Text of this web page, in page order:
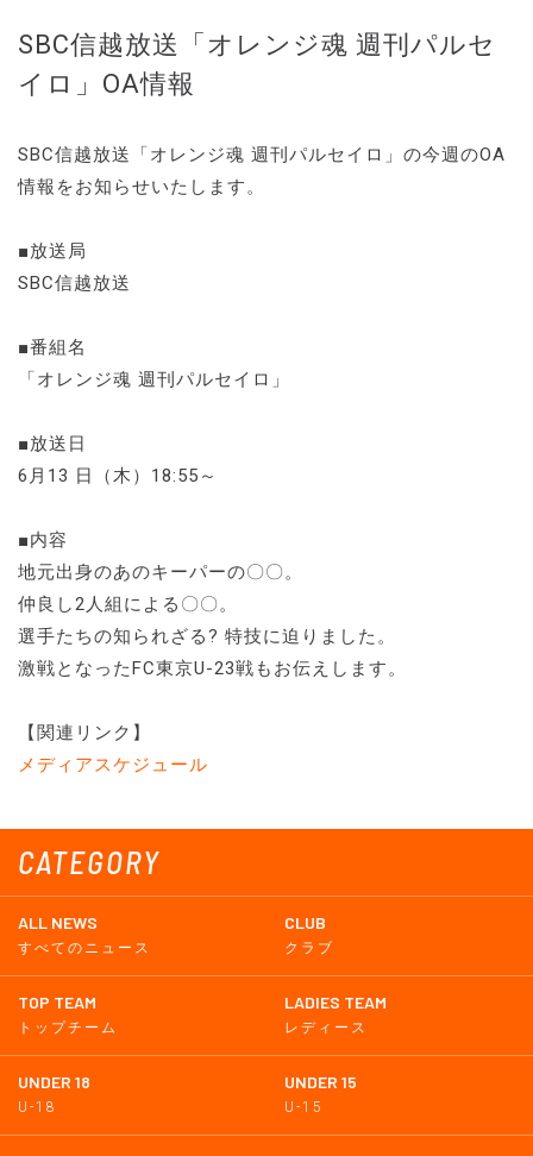
CATEGORY
ALL NEWS
すべてのニュース
CLUB
クラブ
TOP TEAM
トップチーム
LADIES TEAM
レディース
UNDER 18
U-18
UNDER 15
U-15
SBC信越放送「オレンジ魂 週刊パルセ
イロ」OA情報
SBC信越放送「オレンジ魂 週刊パルセイロ」の今週のOA
情報をお知らせいたします。
■放送局
SBC信越放送
■番組名
「オレンジ魂 週刊パルセイロ」
■放送日
6月13 日（木）18:55～
■内容
地元出身のあのキーパーの〇〇。
仲良し2人組による〇〇。
選手たちの知られざる? 特技に迫りました。
激戦となったFC東京U-23戦もお伝えします。
【関連リンク】
メディアスケジュール